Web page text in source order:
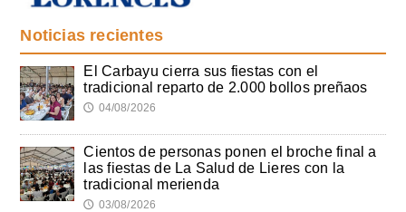
Noticias recientes
El Carbayu cierra sus fiestas con el
tradicional reparto de 2.000 bollos preñaos
🕔 04/08/2026
Cientos de personas ponen el broche final a
las fiestas de La Salud de Lieres con la
tradicional merienda
🕔 03/08/2026